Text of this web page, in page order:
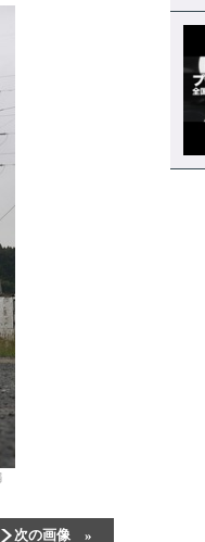
次の画像